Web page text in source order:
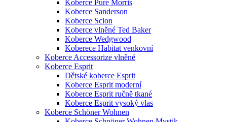
Koberce Pure Morris
Koberce Sanderson
Koberce Scion
Koberce vlněné Ted Baker
Koberce Wedgwood
Koberece Habitat venkovní
Koberce Accessorize vlněné
Koberce Esprit
Dětské koberce Esprit
Koberce Esprit moderní
Koberce Esprit ručně tkané
Koberce Esprit vysoký vlas
Koberce Schöner Wohnen